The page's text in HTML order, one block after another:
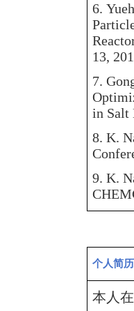
6.
13,
7.
in Salt
8. K.
9. K.
个人简历
本人